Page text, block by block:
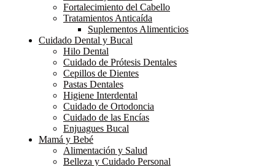
Fortalecimiento del Cabello
Tratamientos Anticaída
Suplementos Alimenticios
Cuidado Dental y Bucal
Hilo Dental
Cuidado de Prótesis Dentales
Cepillos de Dientes
Pastas Dentales
Higiene Interdental
Cuidado de Ortodoncia
Cuidado de las Encías
Enjuagues Bucal
Mamá y Bebé
Alimentación y Salud
Belleza y Cuidado Personal